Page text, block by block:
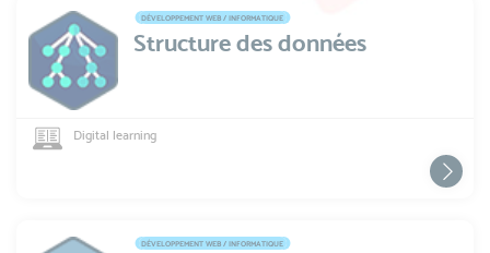
DÉVELOPPEMENT WEB / INFORMATIQUE
Structure des données
Digital learning
DÉVELOPPEMENT WEB / INFORMATIQUE